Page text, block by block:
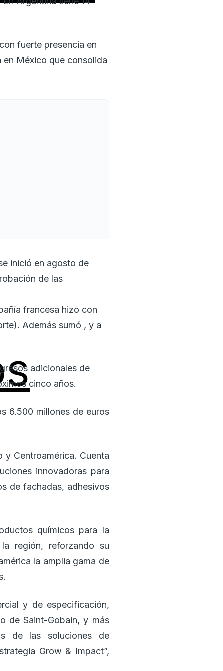
fuerte presencia en
en México que consolida
inició en agosto de
de las
francesa hizo con
Además sumó , y a
adicionales de
cinco años.
6.500 millones de euros
Centroamérica. Cuenta
innovadoras para
de fachadas, adhesivos
químicos para la
región, reforzando su
la amplia gama de
y de especificación,
de Saint-Gobain, y más
de las soluciones de
Grow & Impact”,